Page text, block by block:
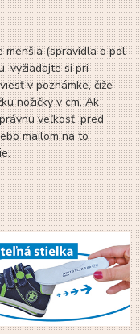
(spravidla o pol
vyžiadajte si pri
v poznámke, čiže
nožičky v cm. Ak
veľkosť, pred
mailom na to